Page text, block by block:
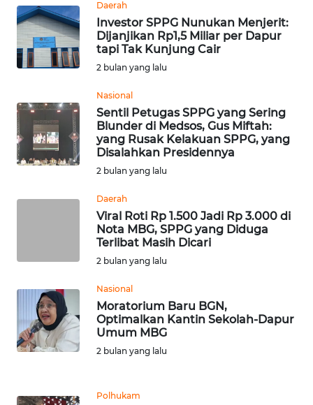
Daerah
Investor SPPG Nunukan Menjerit:
Dijanjikan Rp1,5 Miliar per Dapur
tapi Tak Kunjung Cair
2 bulan yang lalu
Nasional
Sentil Petugas SPPG yang Sering
Blunder di Medsos, Gus Miftah:
yang Rusak Kelakuan SPPG, yang
Disalahkan Presidennya
2 bulan yang lalu
Daerah
Viral Roti Rp 1.500 Jadi Rp 3.000 di
Nota MBG, SPPG yang Diduga
Terlibat Masih Dicari
2 bulan yang lalu
Nasional
Moratorium Baru BGN,
Optimalkan Kantin Sekolah-Dapur
Umum MBG
2 bulan yang lalu
Polhukam
WN
KALTENG
KALTARA
WN
KALSEL
WN
GORONTALO
WN
WN